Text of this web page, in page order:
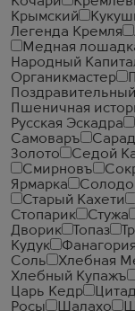
Крымский
Легенда Кремля
Медная
Народный
Органикмастер
Поздравительный
Пшеничная
Русская Эскадра
Самоваръ
Золото
Седой
Смирновъ
Ярмарка
Старый Кахети
Стопарик
Стужа
Дворик
Топаз
Кудук
Фанагория
Соль
Хлебная
Хлебный Купажъ
Царь Кедр
Росы
Шалахо